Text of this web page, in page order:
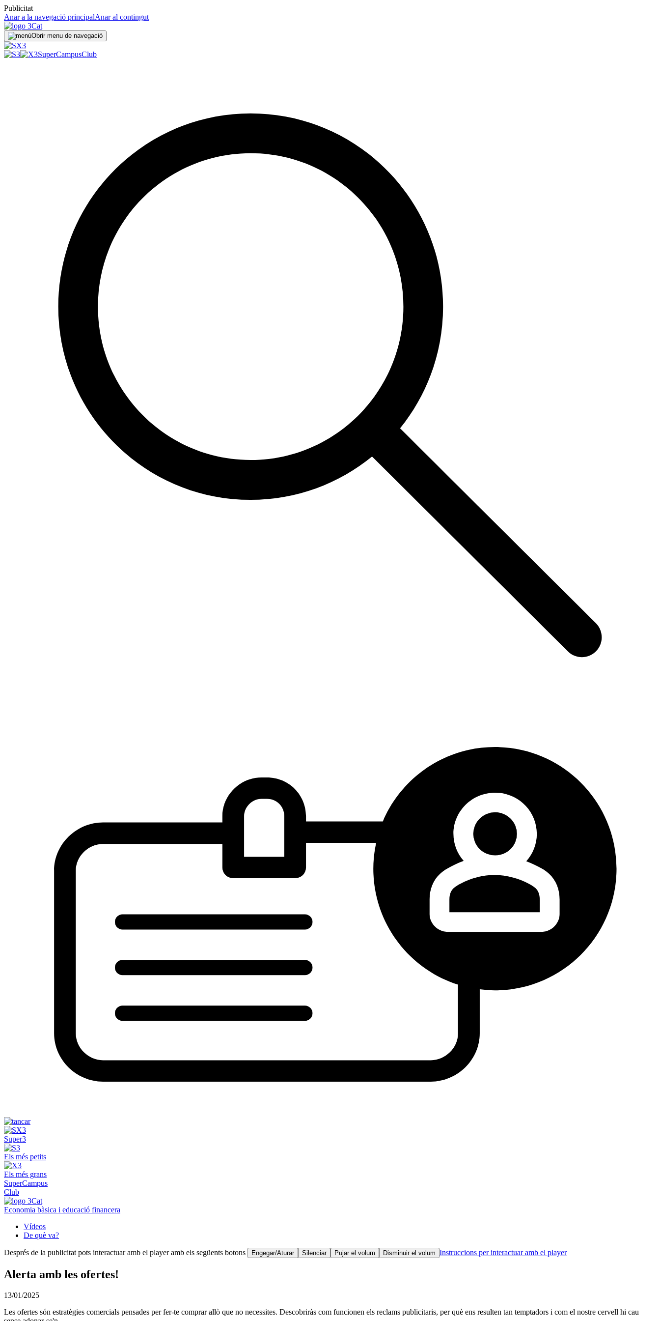
Publicitat
Anar a la navegació principalAnar al contingut
Obrir menu de navegació
SuperCampusClub
Super3
Els més petits
Els més grans
SuperCampus
Club
Economia bàsica i educació financera
Vídeos
De què va?
Després de la publicitat pots interactuar amb el player amb els següents botons Engegar/Aturar Silenciar Pujar el volum Disminuir el volum Instruccions per interactuar amb el player
Alerta amb les ofertes!
13/01/2025
Les ofertes són estratègies comercials pensades per fer-te comprar allò que no necessites. Descobriràs com funcionen els reclams publicitaris, per què ens resulten tan temptadors i com el nostre cervell hi cau